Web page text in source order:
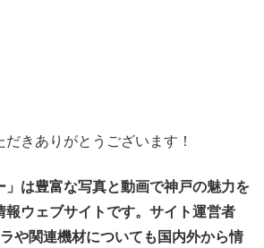
きありがとうございます！
」は豊富な写真と動画で神戸の魅力を
報ウェブサイトです。サイト運営者
や関連機材についても国内外から情